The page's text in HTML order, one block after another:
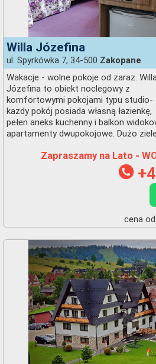
Willa Józefina
ul. Spyrkówka 7, 34-500 Zakopane
Wakacje - wolne pokoje od zaraz.
Józefina to obiekt noclegowy z
komfortowymi pokojami typu studio-
każdy pokój posiada własną łazienkę,
pełen aneks kuchenny i balkon
apartamenty dwupokojowe. Dużo
Zapraszamy na Lato -
cena od: